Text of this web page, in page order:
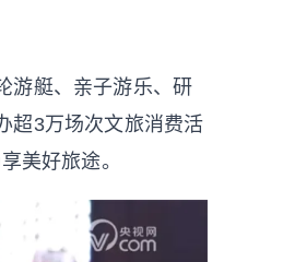
游艇、亲子游乐、研
超3万场次文旅消费活
美好旅途。